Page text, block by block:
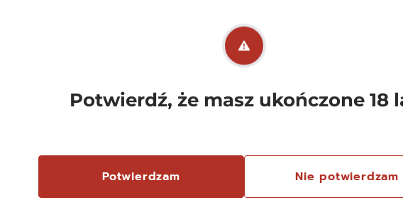
Potwierdź, że masz ukończone 18
Potwierdzam Nie potwierdzam